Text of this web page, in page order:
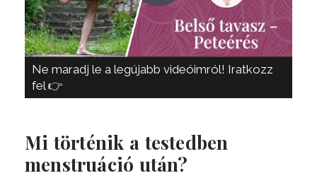
Ne maradj le a legújabb videóimról! Iratkozz
fel 👉
Mi történik a testedben
menstruáció után?